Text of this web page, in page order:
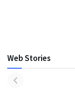
Web Stories